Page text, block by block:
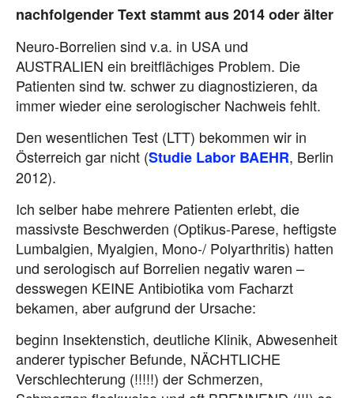
nachfolgender Text stammt aus 2014 oder älter
Neuro-Borrelien sind v.a. in USA und
AUSTRALIEN ein breitflächiges Problem. Die
Patienten sind tw. schwer zu diagnostizieren, da
immer wieder eine serologischer Nachweis fehlt.
Den wesentlichen Test (LTT) bekommen wir in
Österreich gar nicht (Studie Labor BAEHR, Berlin
2012).
Ich selber habe mehrere Patienten erlebt, die
massivste Beschwerden (Optikus-Parese, heftigste
Lumbalgien, Myalgien, Mono-/ Polyarthritis) hatten
und serologisch auf Borrelien negativ waren –
desswegen KEINE Antibiotika vom Facharzt
bekamen, aber aufgrund der Ursache:
beginn Insektenstich, deutliche Klinik, Abwesenheit
anderer typischer Befunde, NÄCHTLICHE
Verschlechterung (!!!!!) der Schmerzen,